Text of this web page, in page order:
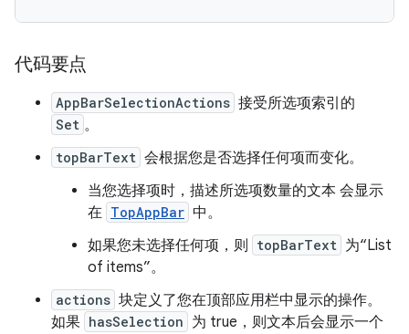
代码要点
AppBarSelectionActions 接受所选项索引的
Set 。
topBarText 会根据您是否选择任何项而变化。
当您选择项时，描述所选项数量的文本 会显示
在 TopAppBar 中。
如果您未选择任何项，则
topBarText 为“List
of items”。
actions 块定义了您在顶部应用栏中显示的操作。
如果 hasSelection 为 true，则文本后会显示一个